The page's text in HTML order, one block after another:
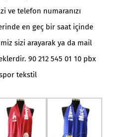
ve telefon numaranızı
en geç bir saat içinde
sizi arayarak ya da mail
90 212 545 01 10 pbx
tekstil